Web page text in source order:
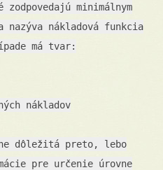
minimálnym
nazýva nákladová funkcia
má tvar:
nákladov
dôležitá preto, lebo
pre určenie úrovne